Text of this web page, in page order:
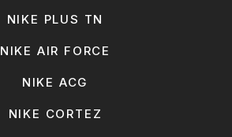
NIKE PLUS TN
NIKE AIR FORCE
NIKE ACG
NIKE CORTEZ